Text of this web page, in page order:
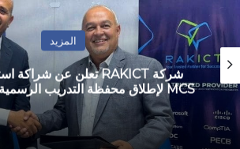
المزيد
مصطفى جمال: مصر تمر بمرحلة
الاستقرار المالي إلى مرحلة النمو